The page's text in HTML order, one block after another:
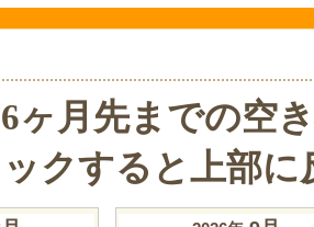
ヶ月先までの空
クすると上部に